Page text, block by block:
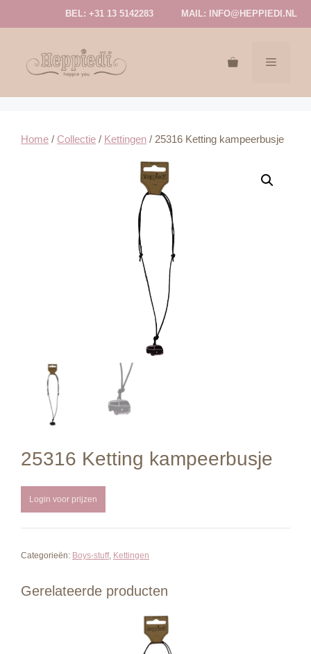
BEL: +31 13 5142283 MAIL: INFO@HEPPIEDI.NL
MENU
Home / Collectie / Kettingen / 25316 Ketting kampeerbusje
25316 Ketting kampeerbusje
Login voor prijzen
Categorieën: Boys-stuff, Kettingen
Gerelateerde producten